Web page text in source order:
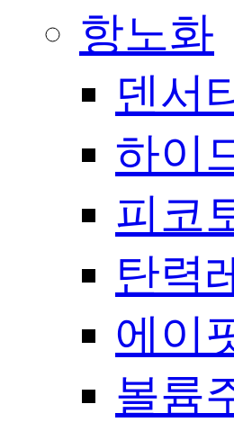
항노화
덴서
하이
피코
탄력
에이
볼륨